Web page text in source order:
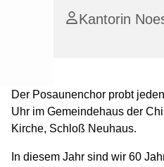
Kantorin
Der Posaunenchor probt
Uhr im Gemeindehaus der
Kirche, Schloß Neuhaus.
In diesem Jahr sind wir 60